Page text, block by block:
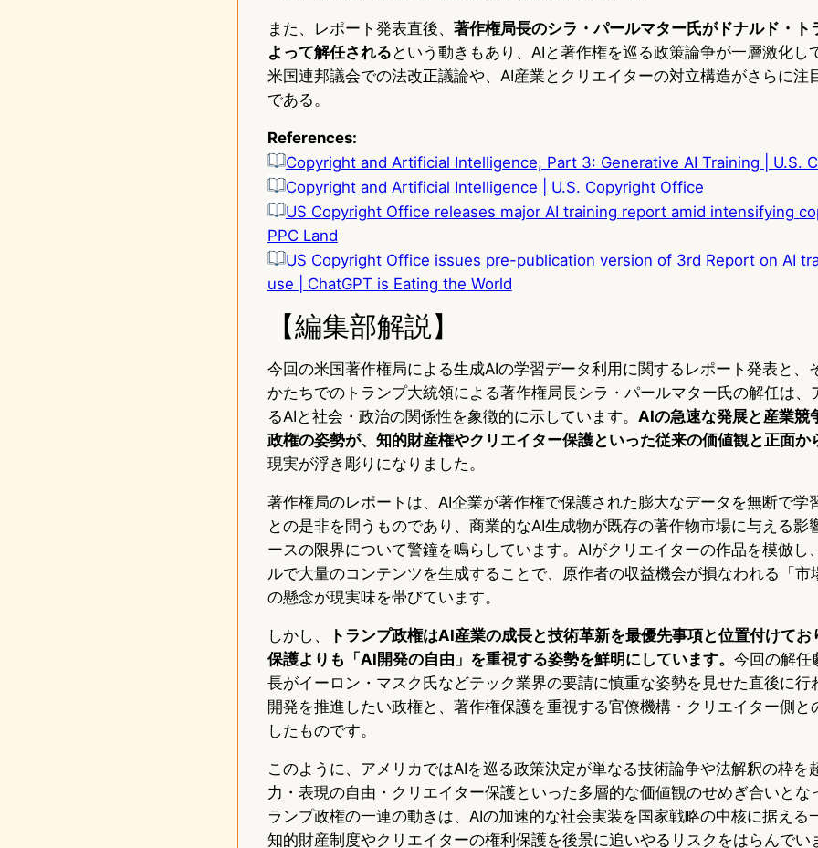
また、レポート発表直後、 著作権局長のシラ・パールマター氏がドナルド・ト
よって解任される という動きもあり、AIと著作権を巡る政策論争が一層激化し
米国連邦議会での法改正議論や、AI産業とクリエイターの対立構造がさらに注
である。
References:
Copyright and Artificial Intelligence, Part 3: Generative AI Training | U.S.
Copyright and Artificial Intelligence | U.S. Copyright Office
US Copyright Office releases major AI training report amid intensifying
PPC Land
US Copyright Office issues pre-publication version of 3rd Report on AI
use | ChatGPT is Eating the World
【編集部解説】
今回の米国著作権局による生成AIの学習データ利用に関するレポート発表と、
かたちでのトランプ大統領による著作権局長シラ・パールマター氏の解任は、
るAIと社会・政治の関係性を象徴的に示しています。 AIの急速な発展と産業競
政権の姿勢が、知的財産権やクリエイター保護といった従来の価値観と正面か
現実が浮き彫りになりました。
著作権局のレポートは、AI企業が著作権で保護された膨大なデータを無断で学
との是非を問うものであり、商業的なAI生成物が既存の著作物市場に与える影
ースの限界について警鐘を鳴らしています。AIがクリエイターの作品を模倣し
ルで大量のコンテンツを生成することで、原作者の収益機会が損なわれる「市
の懸念が現実味を帯びています。
しかし、
トランプ政権はAI産業の成長と技術革新を最優先事項と位置付けてお
保護よりも「AI開発の自由」を重視する姿勢を鮮明にしています。 今回の解任
長がイーロン・マスク氏などテック業界の要請に慎重な姿勢を見せた直後に行
開発を推進したい政権と、著作権保護を重視する官僚機構・クリエイター側と
したものです。
このように、アメリカではAIを巡る政策決定が単なる技術論争や法解釈の枠を
力・表現の自由・クリエイター保護といった多層的な価値観のせめぎ合いとな
ランプ政権の一連の動きは、AIの加速的な社会実装を国家戦略の中核に据える
知的財産制度やクリエイターの権利保護を後景に追いやるリスクをはらんでい